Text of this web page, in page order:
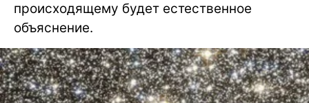
происходящему будет естественное
объяснение.